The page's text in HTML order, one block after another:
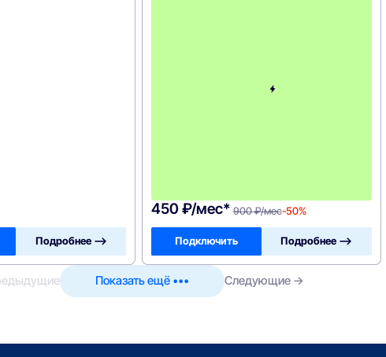
Подробнее —>
450 ₽/мес* 900 ₽/мес-50%
Подключить Подробнее —>
Показать ещё ••• Следующие →